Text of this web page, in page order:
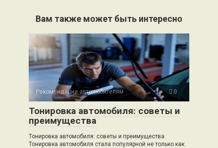
Вам также может быть интересно
Рекомендации автолюбителям 0
Тонировка автомобиля: советы и
преимущества
Тонировка автомобиля: советы и преимущества
Тонировка автомобиля стала популярной не только как